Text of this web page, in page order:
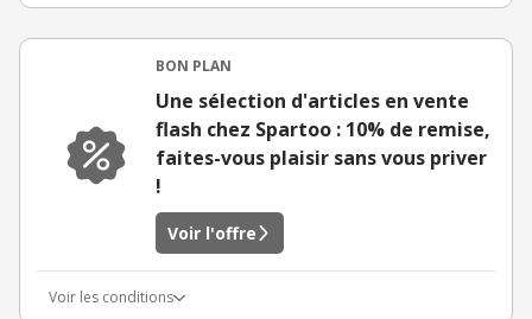
BON PLAN
Une sélection d'articles en vente
flash chez Spartoo : 10% de remise,
faites-vous plaisir sans vous priver
!
Voir l'offre
Voir les conditions